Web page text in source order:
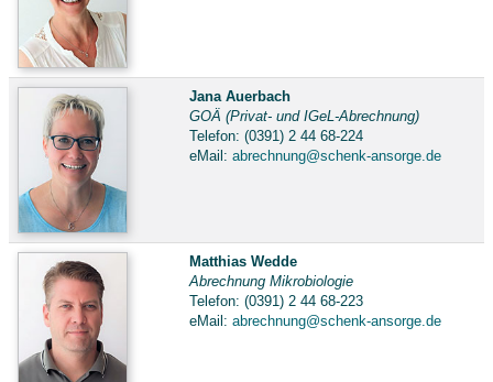
Jana Auerbach
GOÄ (Privat- und IGeL-Abrechnung)
Telefon: (0391) 2 44 68-224
eMail: abrechnung@schenk-ansorge.de
Matthias Wedde
Abrechnung Mikrobiologie
Telefon: (0391) 2 44 68-223
eMail: abrechnung@schenk-ansorge.de